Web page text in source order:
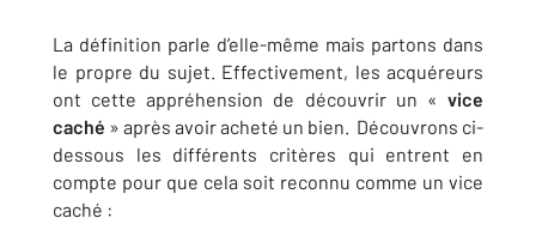
La définition parle d’elle-même mais partons dans
le propre du sujet. Effectivement, les acquéreurs
ont cette appréhension de découvrir un « vice
caché » après avoir acheté un bien. Découvrons ci-
dessous les différents critères qui entrent en
compte pour que cela soit reconnu comme un vice
caché :